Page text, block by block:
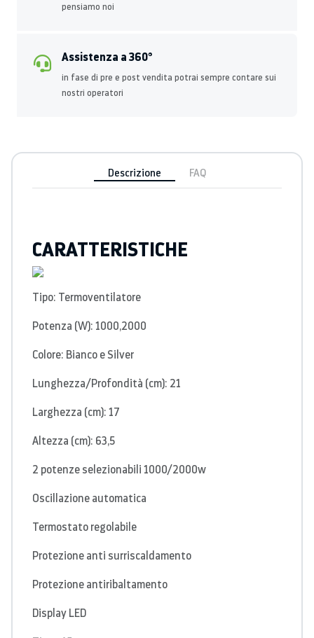
pensiamo noi
Assistenza a 360°
in fase di pre e post vendita potrai sempre contare sui
nostri operatori
Descrizione FAQ
CARATTERISTICHE
Tipo: Termoventilatore
Potenza (W): 1000,2000
Colore: Bianco e Silver
Lunghezza/Profondità (cm): 21
Larghezza (cm): 17
Altezza (cm): 63,5
2 potenze selezionabili 1000/2000w
Oscillazione automatica
Termostato regolabile
Protezione anti surriscaldamento
Protezione antiribaltamento
Display LED